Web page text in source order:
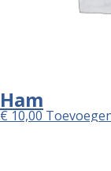
Ham
€10,00